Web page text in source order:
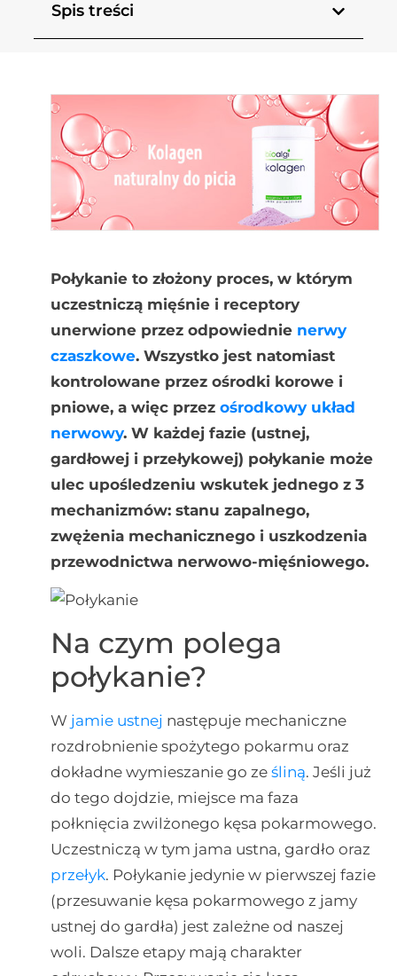
Spis treści
Połykanie to złożony proces, w którym
uczestniczą mięśnie i receptory
unerwione przez odpowiednie nerwy
czaszkowe. Wszystko jest natomiast
kontrolowane przez ośrodki korowe i
pniowe, a więc przez ośrodkowy układ
nerwowy. W każdej fazie (ustnej,
gardłowej i przełykowej) połykanie może
ulec upośledzeniu wskutek jednego z 3
mechanizmów: stanu zapalnego,
zwężenia mechanicznego i uszkodzenia
przewodnictwa nerwowo-mięśniowego.
Na czym polega
połykanie?
W jamie ustnej następuje mechaniczne
rozdrobnienie spożytego pokarmu oraz
dokładne wymieszanie go ze śliną. Jeśli już
do tego dojdzie, miejsce ma faza
połknięcia zwilżonego kęsa pokarmowego.
Uczestniczą w tym jama ustna, gardło oraz
przełyk. Połykanie jedynie w pierwszej fazie
(przesuwanie kęsa pokarmowego z jamy
ustnej do gardła) jest zależne od naszej
woli. Dalsze etapy mają charakter